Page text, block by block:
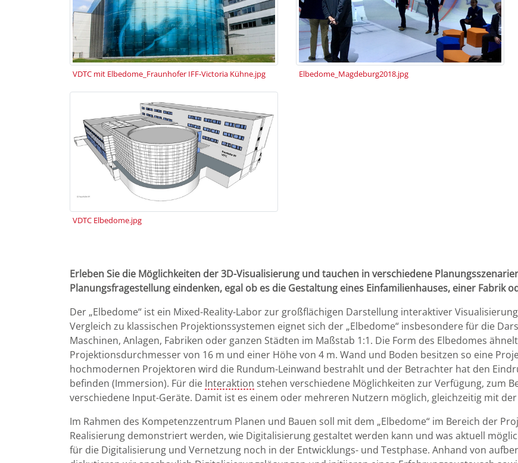
VDTC mit Elbedome_Fraunhofer IFF-Victoria Kühne.jpg Elbedome_Magdeburg2018.jpg
VDTC Elbedome.jpg
Erleben Sie die Möglichkeiten der 3D-Visualisierung und tauchen in verschiedene
Planungsfragestellung eindenken, egal ob es die Gestaltung eines Einfamilienhauses, einer Fabrik
Der „Elbedome“ ist ein Mixed-Reality-Labor zur großflächigen Darstellung interaktiver
Vergleich zu klassischen Projektionssystemen eignet sich der „Elbedome“ insbesondere für die
Maschinen, Anlagen, Fabriken oder ganzen Städten im Maßstab 1:1. Die Form des Elbedomes
Projektionsdurchmesser von 16 m und einer Höhe von 4 m. Wand und Boden besitzen so eine
hochmodernen Projektoren wird die Rundum-Leinwand bestrahlt und der Betrachter hat den
befinden (Immersion). Für die Interaktion stehen verschiedene Möglichkeiten zur Verfügung, zum
verschiedene Input-Geräte. Damit ist es einem oder mehreren Nutzern möglich, gleichzeitig mit
Im Rahmen des Kompetenzzentrum Planen und Bauen soll mit dem „Elbedome“ im Bereich der
Realisierung demonstriert werden, wie Digitalisierung gestaltet werden kann und was aktuell
für die Digitalisierung und Vernetzung noch in der Entwicklungs- und Testphase. Anhand von